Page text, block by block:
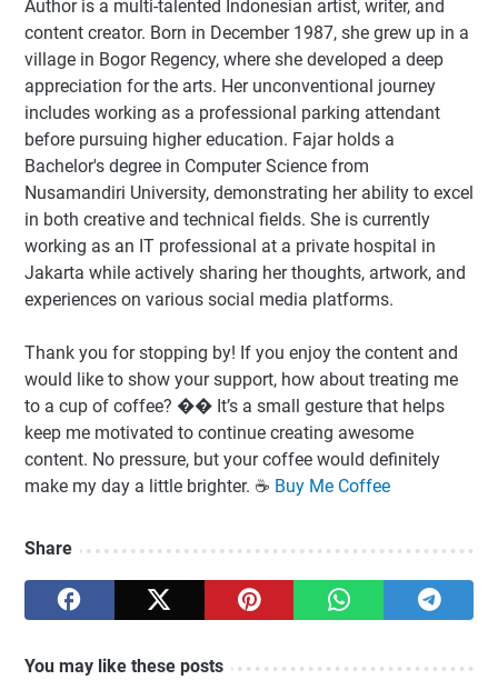
Author is a multi-talented Indonesian artist, writer, and
content creator. Born in December 1987, she grew up in a
village in Bogor Regency, where she developed a deep
appreciation for the arts. Her unconventional journey
includes working as a professional parking attendant
before pursuing higher education. Fajar holds a
Bachelor's degree in Computer Science from
Nusamandiri University, demonstrating her ability to excel
in both creative and technical fields. She is currently
working as an IT professional at a private hospital in
Jakarta while actively sharing her thoughts, artwork, and
experiences on various social media platforms.
Thank you for stopping by! If you enjoy the content and
would like to show your support, how about treating me
to a cup of coffee? �� It’s a small gesture that helps
keep me motivated to continue creating awesome
content. No pressure, but your coffee would definitely
make my day a little brighter. ☕️ Buy Me Coffee
Share
You may like these posts